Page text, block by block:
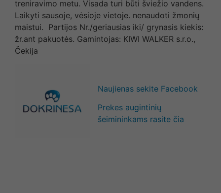
treniravimo metu. Visada turi būti šviežio vandens.
Laikyti sausoje, vėsioje vietoje. nenaudoti žmonių
maistui. Partijos Nr./geriausias iki/ grynasis kiekis:
žr.ant pakuotės. Gamintojas: KIWI WALKER s.r.o.,
Čekija
Naujienas sekite Facebook
Prekes augintinių
šeimininkams rasite čia